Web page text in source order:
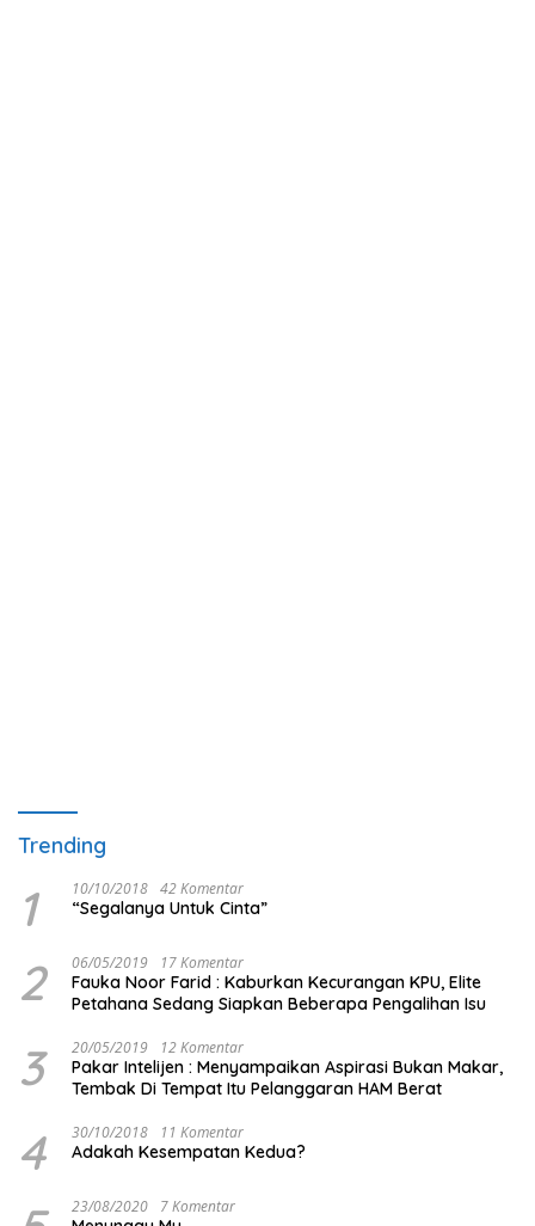
Trending
1 10/10/2018 42 Komentar
“Segalanya Untuk Cinta”
2 06/05/2019 17 Komentar
Fauka Noor Farid : Kaburkan Kecurangan KPU, Elite
Petahana Sedang Siapkan Beberapa Pengalihan Isu
3 20/05/2019 12 Komentar
Pakar Intelijen : Menyampaikan Aspirasi Bukan Makar,
Tembak Di Tempat Itu Pelanggaran HAM Berat
4 30/10/2018 11 Komentar
Adakah Kesempatan Kedua?
23/08/2020 7 Komentar